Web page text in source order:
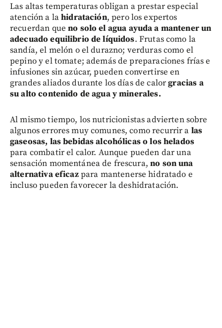
Las altas temperaturas obligan a prestar especial
atención a lahidratación, pero los expertos
recuerdan queno solo el agua ayuda a mantener un
adecuado equilibrio de líquidos. Frutas como la
sandía, el melón o el durazno; verduras como el
pepino y el tomate; además de preparaciones frías e
infusiones sin azúcar, pueden convertirse en
grandes aliados durante los días de calorgracias a
su alto contenido de agua y minerales.
Al mismo tiempo, los nutricionistas advierten sobre
algunos errores muy comunes, como recurrir a las
gaseosas, las bebidas alcohólicas o los helados
para combatir el calor. Aunque pueden dar una
sensación momentánea de frescura,no son una
alternativa eficazpara mantenerse hidratado e
incluso pueden favorecer la deshidratación.